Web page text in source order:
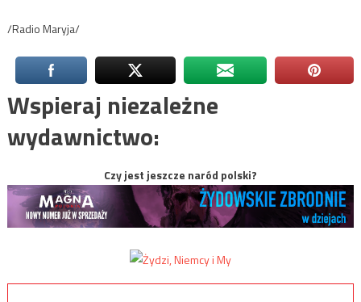
/Radio Maryja/
Wspieraj niezależne
wydawnictwo:
Czy jest jeszcze naród polski?